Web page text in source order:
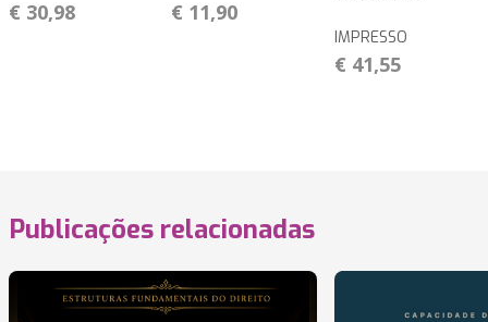
€ 30,98 € 11,90
IMPRESSO
€ 41,55
Publicações relacionadas